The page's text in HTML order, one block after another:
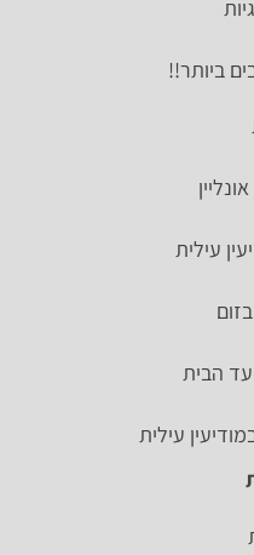
ביותר!!
עילית
בזום
עילית